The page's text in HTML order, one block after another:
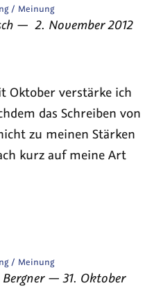
Oktober verstärke ich
das Schreiben von
zu meinen Stärken
kurz auf meine Art
Meinung
— am
2. November 2012
Meinung
—am
31. Oktober